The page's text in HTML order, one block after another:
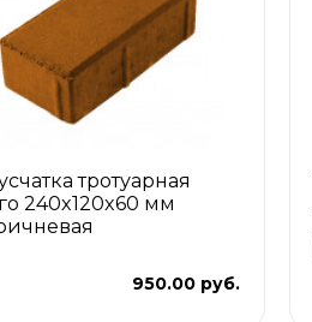
тротуарная
240x120x60 мм
950.00 руб.